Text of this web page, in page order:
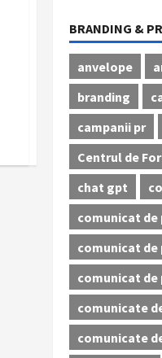
BRANDING & PR
anvelope
branding
campanii pr
Centrul de
chat gpt
comunicat de
comunicat
comunicat de
comunicate
comunicate